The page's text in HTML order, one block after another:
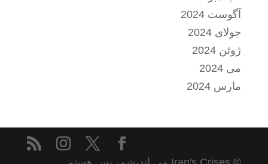
آگوست 2024
جولای 2024
ژوئن 2024
می 2024
مارس 2024